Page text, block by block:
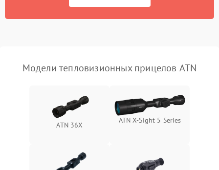
автоматического
1500 ₽ Подробнее →
Неисправность системы
1500 ₽ Подробнее →
Неисправность системы
защиты от замыкания
Подробнее →
Модели тепловизионных прицелов ATN
ATN 36X
ATN X‑Sight 5 Series